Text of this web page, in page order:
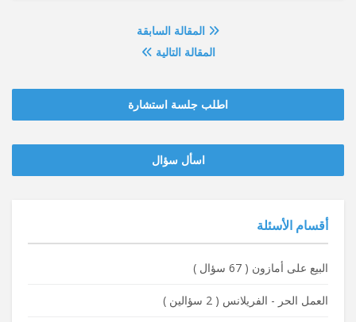
المقالة السابقة
المقالة التالية
اطلب جلسة استشارة
‫‫اسأل سؤال
أقسام الأسئلة
البيع على أمازون ( 67 سؤال )
العمل الحر - الفريلانس ( 2 سؤالين )